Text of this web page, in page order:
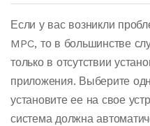
Если у вас возникли
MPC, то в большинстве
только в отсутствии
приложения. Выберите
установите ее на свое
система должна